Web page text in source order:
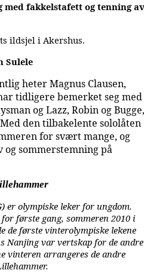
fakkelstafett og tenning av
ildsjel i Akershus.
Sulele
heter Magnus Clausen,
tidligere bemerket seg med
og Lazz, Robin og Bugge,
den tilbakelente sololåten
for svært mange, og
og sommerstemning på
er olympiske leker for ungdom.
første gang, sommeren 2010 i
de første vinterolympiske lekene
Nanjing var vertskap for de andre
vinteren arrangeres de andre